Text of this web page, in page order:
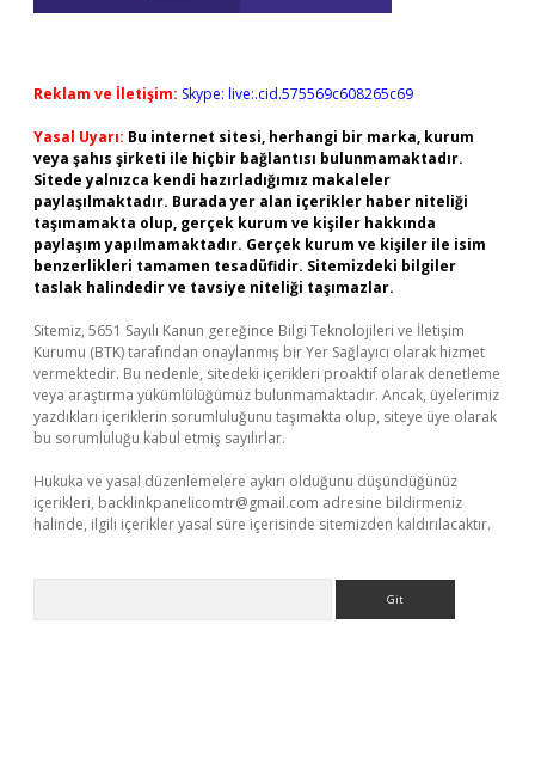
Reklam ve İletişim: Skype: live:.cid.575569c608265c69
Yasal Uyarı: Bu internet sitesi, herhangi bir marka, kurum
veya şahıs şirketi ile hiçbir bağlantısı bulunmamaktadır.
Sitede yalnızca kendi hazırladığımız makaleler
paylaşılmaktadır. Burada yer alan içerikler haber niteliği
taşımamakta olup, gerçek kurum ve kişiler hakkında
paylaşım yapılmamaktadır. Gerçek kurum ve kişiler ile isim
benzerlikleri tamamen tesadüfidir. Sitemizdeki bilgiler
taslak halindedir ve tavsiye niteliği taşımazlar.
Sitemiz, 5651 Sayılı Kanun gereğince Bilgi Teknolojileri ve İletişim
Kurumu (BTK) tarafından onaylanmış bir Yer Sağlayıcı olarak hizmet
vermektedir. Bu nedenle, sitedeki içerikleri proaktif olarak denetleme
veya araştırma yükümlülüğümüz bulunmamaktadır. Ancak, üyelerimiz
yazdıkları içeriklerin sorumluluğunu taşımakta olup, siteye üye olarak
bu sorumluluğu kabul etmiş sayılırlar.
Hukuka ve yasal düzenlemelere aykırı olduğunu düşündüğünüz
içerikleri, backlinkpanelicomtr@gmail.com adresine bildirmeniz
halinde, ilgili içerikler yasal süre içerisinde sitemizden kaldırılacaktır.